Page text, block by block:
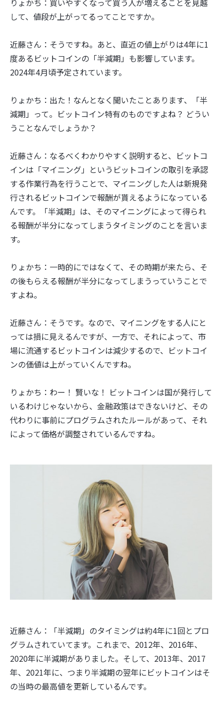
りょかち：買いやすくなって買う人が増えることを見越
して、値段が上がってるってことですか。
近藤さん：そうですね。あと、直近の値上がりは4年に1
度あるビットコインの「半減期」も影響しています。
2024年4月頃予定されています。
りょかち：出た！なんとなく聞いたことあります、「半
減期」って。ビットコイン特有のものですよね？ どうい
うことなんでしょうか？
近藤さん：なるべくわかりやすく説明すると、ビットコ
インは「マイニング」というビットコインの取引を承認
する作業行為を行うことで、マイニングした人は新規発
行されるビットコインで報酬が貰えるようになっている
んです。「半減期」は、そのマイニングによって得られ
る報酬が半分になってしまうタイミングのことを言いま
す。
りょかち：一時的にではなくて、その時期が来たら、そ
の後もらえる報酬が半分になってしまうっていうことで
すよね。
近藤さん：そうです。なので、マイニングをする人にと
っては損に見えるんですが、一方で、それによって、市
場に流通するビットコインは減少するので、ビットコイ
ンの価値は上がっていくんですね。
りょかち：わー！ 賢いな！ ビットコインは国が発行して
いるわけじゃないから、金融政策はできないけど、その
代わりに事前にプログラムされたルールがあって、それ
によって価格が調整されているんですね。
近藤さん：「半減期」のタイミングは約4年に1回とプロ
グラムされていてます。これまで、2012年、2016年、
2020年に半減期がありました。そして、2013年、2017
年、2021年に、つまり半減期の翌年にビットコインはそ
の当時の最高値を更新しているんです。